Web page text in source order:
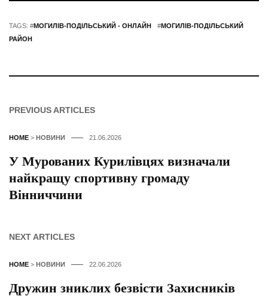
TAGS: #МОГИЛІВ-ПОДІЛЬСЬКИЙ - ОНЛАЙН #МОГИЛІВ-ПОДІЛЬСЬКИЙ
РАЙОН
PREVIOUS ARTICLES
HOME > НОВИНИ 21.06.2026
У Мурованих Курилівцях визначали
найкращу спортивну громаду
Вінниччини
NEXT ARTICLES
HOME > НОВИНИ 22.06.2026
Дружин зниклих безвісти Захисників